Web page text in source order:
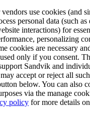
use cookies (and
personal data (such
interactions) for
personalizing
cookies are necessary
only if you consent.
Sandvik and
accept or reject all
below. You can also
via the manage
policy for more details